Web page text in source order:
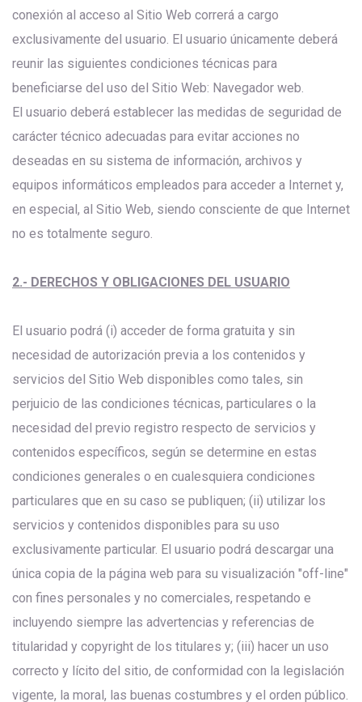
conexión al acceso al Sitio Web correrá a cargo
exclusivamente del usuario. El usuario únicamente deberá
reunir las siguientes condiciones técnicas para
beneficiarse del uso del Sitio Web: Navegador web.
El usuario deberá establecer las medidas de seguridad de
carácter técnico adecuadas para evitar acciones no
deseadas en su sistema de información, archivos y
equipos informáticos empleados para acceder a Internet y,
en especial, al Sitio Web, siendo consciente de que Internet
no es totalmente seguro.
2.- DERECHOS Y OBLIGACIONES DEL USUARIO
El usuario podrá (i) acceder de forma gratuita y sin
necesidad de autorización previa a los contenidos y
servicios del Sitio Web disponibles como tales, sin
perjuicio de las condiciones técnicas, particulares o la
necesidad del previo registro respecto de servicios y
contenidos específicos, según se determine en estas
condiciones generales o en cualesquiera condiciones
particulares que en su caso se publiquen; (ii) utilizar los
servicios y contenidos disponibles para su uso
exclusivamente particular. El usuario podrá descargar una
única copia de la página web para su visualización "off-line"
con fines personales y no comerciales, respetando e
incluyendo siempre las advertencias y referencias de
titularidad y copyright de los titulares y; (iii) hacer un uso
correcto y lícito del sitio, de conformidad con la legislación
vigente, la moral, las buenas costumbres y el orden público.